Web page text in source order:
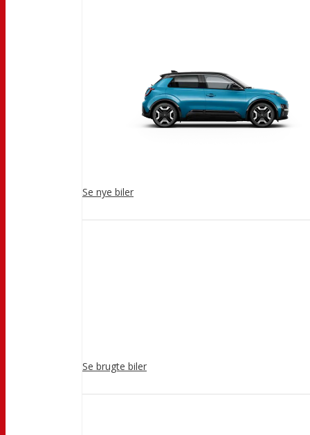
Se nye biler
Se brugte biler